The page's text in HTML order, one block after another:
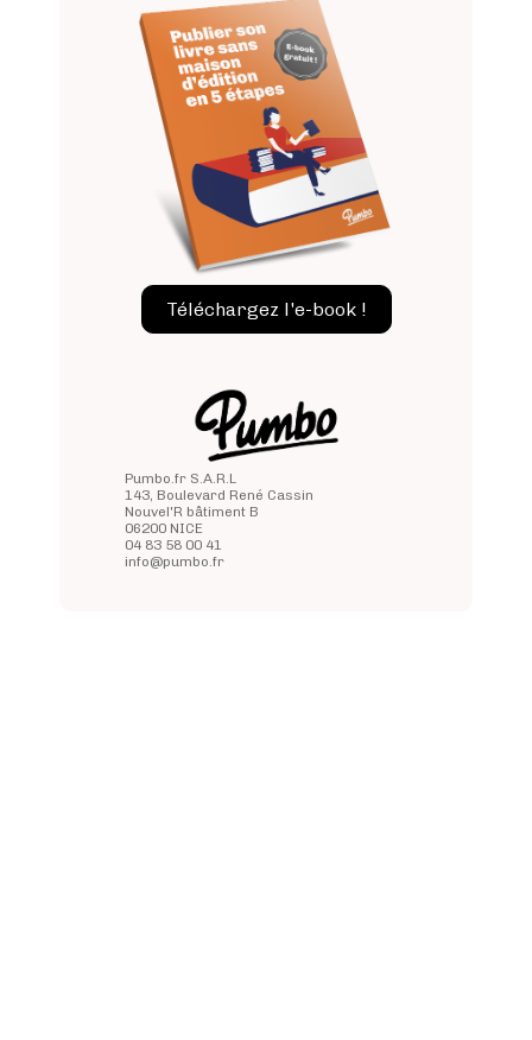
Pumbo.fr S.A.R.L
143, Boulevard René Cassin
Nouvel'R bâtiment B
06200 NICE
04 83 58 00 41
info@pumbo.fr
Téléchargez l'e-book !